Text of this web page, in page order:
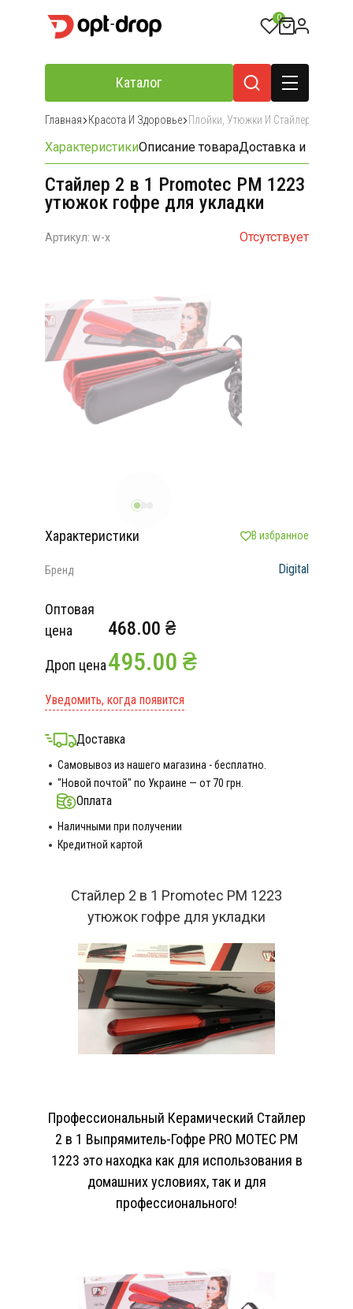
0
Каталог
Главная Красота И Здоровье Плойки, Утюжки И Стайлеры Для
ХарактеристикиОписание товараДоставка и оплата
Стайлер 2 в 1 Promotec PM 1223
утюжок гофре для укладки
Артикул: w-x Отсутствует
Характеристики В избранное
Бренд Digital
Оптовая
цена
468.00 ₴
Дроп цена495.00 ₴
Уведомить, когда появится
Доставка
Самовывоз из нашего магазина - бесплатно.
"Новой почтой" по Украине — от 70 грн.
Оплата
Наличными при получении
Кредитной картой
Стайлер 2 в 1 Promotec PM 1223
утюжок гофре для укладки
Профессиональный Керамический Стайлер
2 в 1 Выпрямитель-Гофре PRO MOTEC PM
1223 это находка как для использования в
домашних условиях, так и для
профессионального!